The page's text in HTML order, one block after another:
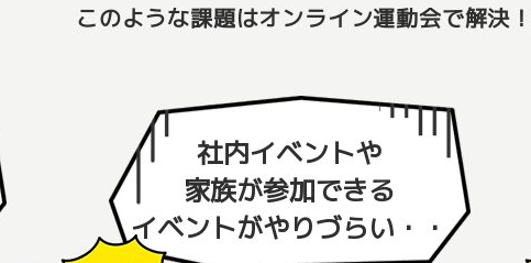
このような課題はオンライン運動会で解決
社内イベントや
家族が参加できる
イベントがやりづらい・・